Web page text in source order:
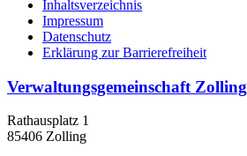
Inhaltsverzeichnis
Impressum
Datenschutz
Erklärung zur Barrierefreiheit
Verwaltungsgemeinschaft Zolling
Rathausplatz 1
85406 Zolling